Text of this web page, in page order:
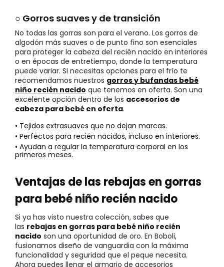
○ Gorros suaves y de transición
No todas las gorras son para el verano. Los gorros de
algodón más suaves o de punto fino son esenciales
para proteger la cabeza del recién nacido en interiores
o en épocas de entretiempo, donde la temperatura
puede variar. Si necesitas opciones para el frío te
recomendamos nuestros gorros y bufandas bebé
niño recién nacido que tenemos en oferta. Son una
excelente opción dentro de los accesorios de
cabeza para bebé en oferta.
• Tejidos extrasuaves que no dejan marcas.
• Perfectos para recién nacidos, incluso en interiores.
• Ayudan a regular la temperatura corporal en los
primeros meses.
Ventajas de las rebajas en gorras
para bebé niño recién nacido
Si ya has visto nuestra colección, sabes que
las rebajas en gorras para bebé niño recién
nacido son una oportunidad de oro. En Boboli,
fusionamos diseño de vanguardia con la máxima
funcionalidad y seguridad que el peque necesita.
Ahora puedes llenar el armario de accesorios